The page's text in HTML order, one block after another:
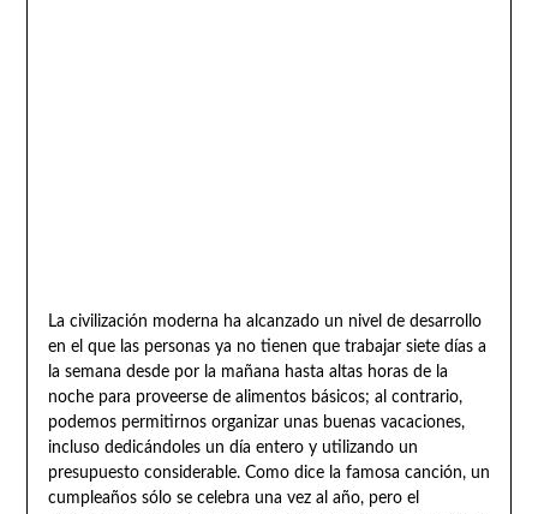
La civilización moderna ha alcanzado un nivel de desarrollo
en el que las personas ya no tienen que trabajar siete días a
la semana desde por la mañana hasta altas horas de la
noche para proveerse de alimentos básicos; al contrario,
podemos permitirnos organizar unas buenas vacaciones,
incluso dedicándoles un día entero y utilizando un
presupuesto considerable. Como dice la famosa canción, un
cumpleaños sólo se celebra una vez al año, pero el